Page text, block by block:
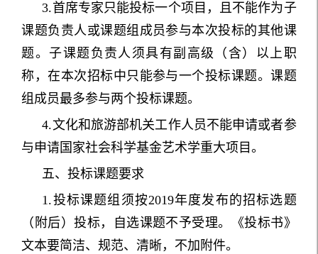
3.首席专家只能投标一个项目，且不能作为子
课题负责人或课题组成员参与本次投标的其他课
题。子课题负责人须具有副高级（含）以上职
称，在本次招标中只能参与一个投标课题。课题
组成员最多参与两个投标课题。
4.文化和旅游部机关工作人员不能申请或者参
与申请国家社会科学基金艺术学重大项目。
五、投标课题要求
1.投标课题组须按2019年度发布的招标选题
（附后）投标，自选课题不予受理。《投标书》
文本要简洁、规范、清晰，不加附件。